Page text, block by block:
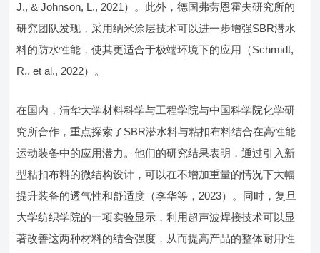
J., & Johnson, L., 2021）。此外，德国弗劳恩霍夫研究所的
研究团队发现，采用纳米涂层技术可以进一步增强SBR潜水
料的防水性能，使其更适合于极端环境下的应用（Schmidt,
R., et al., 2022）。
在国内，清华大学材料科学与工程学院与中国科学院化学研
究所合作，重点探索了SBR潜水料与粘扣布料结合在高性能
运动装备中的应用潜力。他们的研究结果表明，通过引入新
型粘扣布料的微结构设计，可以在不增加重量的情况下大幅
提升装备的透气性和舒适度（李华等，2023）。同时，复旦
大学纺织学院的一项实验显示，利用超声波焊接技术可以显
著改善这两种材料的结合强度，从而提高产品的整体耐用性